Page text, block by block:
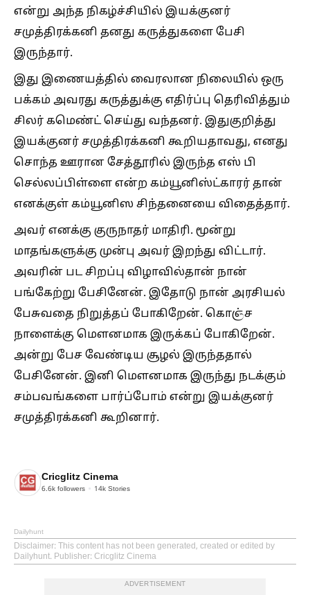
என்று அந்த நிகழ்ச்சியில் இயக்குனர்
சமுத்திரக்கனி தனது கருத்துகளை பேசி
இருந்தார்.
இது இணையத்தில் வைரலான நிலையில் ஒரு
பக்கம் அவரது கருத்துக்கு எதிர்ப்பு தெரிவித்தும்
சிலர் கமெண்ட் செய்து வந்தனர். இதுகுறித்து
இயக்குனர் சமுத்திரக்கனி கூறியதாவது, எனது
சொந்த ஊரான சேத்தூரில் இருந்த எஸ் பி
செல்லப்பிள்ளை என்ற கம்யூனிஸ்ட்காரர் தான்
எனக்குள் கம்யூனிஸ சிந்தனையை விதைத்தார்.
அவர் எனக்கு குருநாதர் மாதிரி. மூன்று
மாதங்களுக்கு முன்பு அவர் இறந்து விட்டார்.
அவரின் பட சிறப்பு விழாவில்தான் நான்
பங்கேற்று பேசினேன். இதோடு நான் அரசியல்
பேசுவதை நிறுத்தப் போகிறேன். கொஞ்ச
நாளைக்கு மௌனமாக இருக்கப் போகிறேன்.
அன்று பேச வேண்டிய சூழல் இருந்ததால்
பேசினேன். இனி மௌனமாக இருந்து நடக்கும்
சம்பவங்களை பார்ப்போம் என்று இயக்குனர்
சமுத்திரக்கனி கூறினார்.
Cricglitz Cinema
6.6k followers 14k Stories
Dailyhunt
Disclaimer: This content has not been generated, created or edited by
Dailyhunt. Publisher: Cricglitz Cinema
ADVERTISEMENT